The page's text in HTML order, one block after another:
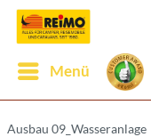
Menü
Ausbau 09_Wasseranlage